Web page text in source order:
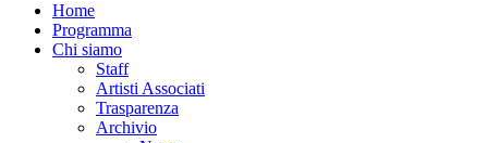
Home
Programma
Chi siamo
Staff
Artisti Associati
Trasparenza
Archivio